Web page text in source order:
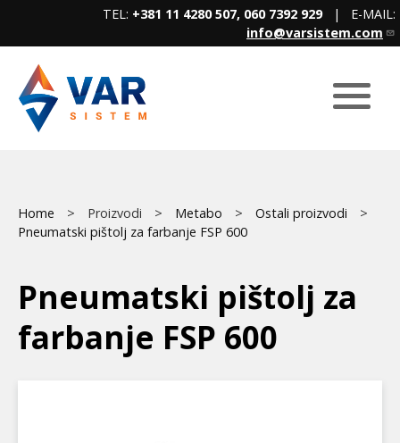
content
TEL: +381 11 4280 507, 060 7392 929| E-MAIL:
info@varsistem.com
Main
Breadcrumb
Home Proizvodi Metabo
Ostali proizvodi
Pneumatski pištolj za farbanje FSP 600
Pneumatski pištolj za
farbanje FSP 600